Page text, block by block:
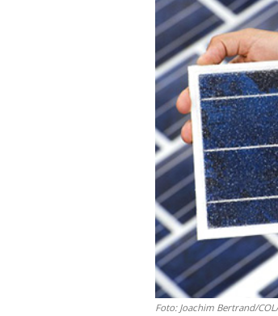
Foto: Joachim Bertrand/